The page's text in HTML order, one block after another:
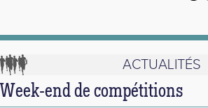
ACTUALITÉS
Week-end de compétitions